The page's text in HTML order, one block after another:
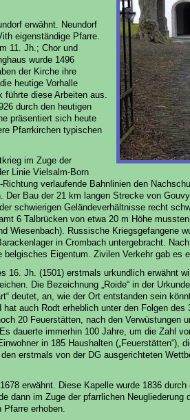
erwähnt. Neundorf
eigenständige Pfarre.
11. Jh.; Chor und
wurde 1496
der Kirche ihre
heutige Vorhalle
diese Arbeiten aus.
durch den heutigen
präsentiert sich heute
Pfarrkirchen typischen
im Zuge der
Linie Vielsalm-Born
verlaufende Bahnlinien den
Der Bau der 21 km langen Strecke von
schwierigen Geländeverhältnisse recht
6 Talbrücken von etwa 20 m Höhe
Wiesenbach). Russische Kriegsgefangene
in Crombach untergebracht.
belgisches Eigentum. Zivilen Verkehr gab es
16. Jh. (1501) erstmals urkundlich erwähnt
Die Bezeichnung „Roide“ in der
deutet, an, wie der Ort entstanden sein
auch Rodt erheblich unter den Folgen des
20 Feuerstätten, nach den Verwüstungen
dauerte immerhin 100 Jahre, um die Zahl
in 185 Haushalten („Feuerstätten“),
erstmals von der DG ausgerichteten
erwähnt. Diese Kapelle wurde 1836
dann im Zuge der pfarrlichen Neugliederung
Pfarre erhoben.